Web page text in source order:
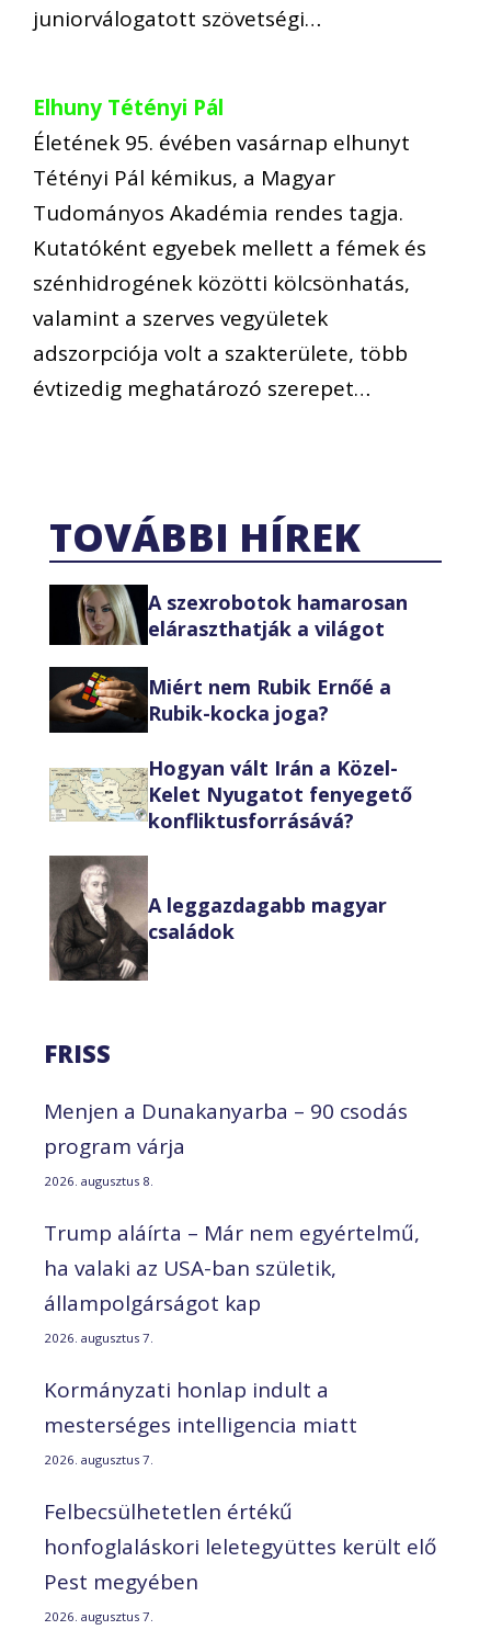
juniorválogatott szövetségi…
Elhuny Tétényi Pál
Életének 95. évében vasárnap elhunyt
Tétényi Pál kémikus, a Magyar
Tudományos Akadémia rendes tagja.
Kutatóként egyebek mellett a fémek és
szénhidrogének közötti kölcsönhatás,
valamint a szerves vegyületek
adszorpciója volt a szakterülete, több
évtizedig meghatározó szerepet…
TOVÁBBI HÍREK
A szexrobotok hamarosan
eláraszthatják a világot
Miért nem Rubik Ernőé a
Rubik-kocka joga?
Hogyan vált Irán a Közel-
Kelet Nyugatot fenyegető
konfliktusforrásává?
A leggazdagabb magyar
családok
FRISS
Menjen a Dunakanyarba – 90 csodás
program várja
2026. augusztus 8.
Trump aláírta – Már nem egyértelmű,
ha valaki az USA-ban születik,
állampolgárságot kap
2026. augusztus 7.
Kormányzati honlap indult a
mesterséges intelligencia miatt
2026. augusztus 7.
Felbecsülhetetlen értékű
honfoglaláskori leletegyüttes került elő
Pest megyében
2026. augusztus 7.